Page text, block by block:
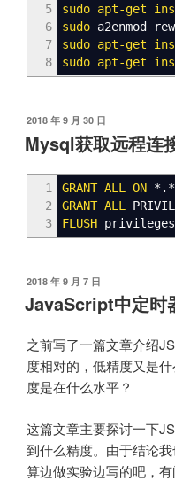
5
6
7
8
sudo apt-get
sudo a2enmod
sudo apt-get
sudo apt-get
发
布
于
2018 年 9 月 30 日
Mysql获取远程连
1
2
3
GRANT ALL ON *.*
GRANT ALL
FLUSH
发
布
于
2018 年 9 月 7 日
JavaScript中定时
之前写了一篇文章介绍
度相对的，低精度又是
度是在什么水平？
这篇文章主要探讨一下
到什么精度。由于结论
算边做实验边写的吧，有